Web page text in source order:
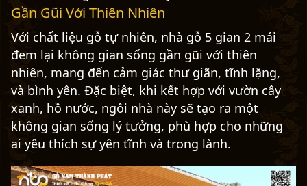
Gần Gũi Với Thiên Nhiên
Với chất liệu gỗ tự nhiên, nhà gỗ 5 gian 2 mái
đem lại không gian sống gần gũi với thiên
nhiên, mang đến cảm giác thư giãn, tĩnh lặng,
và bình yên. Đặc biệt, khi kết hợp với vườn cây
xanh, hồ nước, ngôi nhà này sẽ tạo ra một
không gian sống lý tưởng, phù hợp cho những
ai yêu thích sự yên tĩnh và trong lành.